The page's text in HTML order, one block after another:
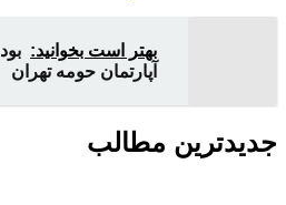
بهتر است بخوانید:
آپارتمان حومه تهران
جدیدترین مطالب